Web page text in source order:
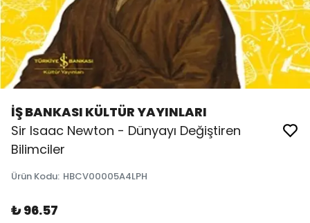
İŞ BANKASI KÜLTÜR YAYINLARI
Sir Isaac Newton - Dünyayı Değiştiren
Bilimciler
Ürün Kodu: HBCV00005A4LPH
₺ 96.57